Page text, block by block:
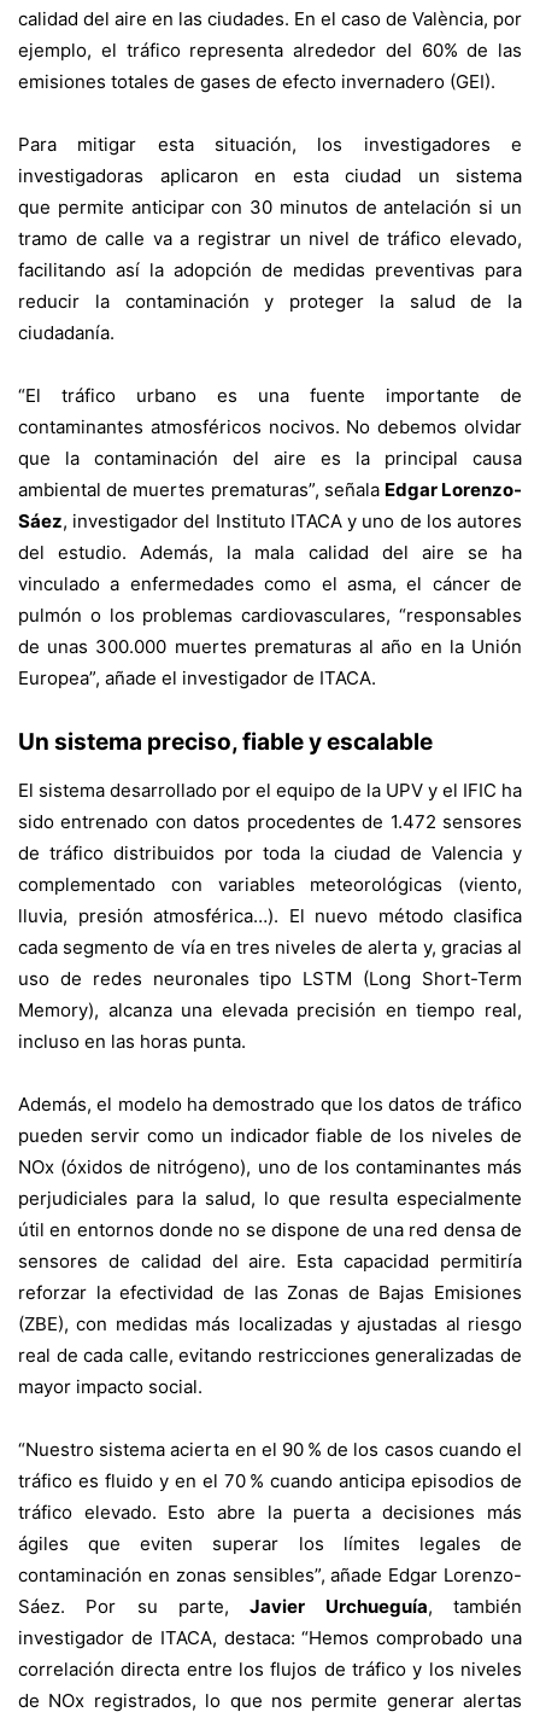
calidad del aire en las ciudades. En el caso de València, por
ejemplo, el tráfico representa alrededor del 60% de las
emisiones totales de gases de efecto invernadero (GEI).
Para mitigar esta situación, los investigadores e
investigadoras aplicaron en esta ciudad un sistema
que permite anticipar con 30 minutos de antelación si un
tramo de calle va a registrar un nivel de tráfico elevado,
facilitando así la adopción de medidas preventivas para
reducir la contaminación y proteger la salud de la
ciudadanía.
“El tráfico urbano es una fuente importante de
contaminantes atmosféricos nocivos. No debemos olvidar
que la contaminación del aire es la principal causa
ambiental de muertes prematuras”, señala Edgar Lorenzo-
Sáez, investigador del Instituto ITACA y uno de los autores
del estudio. Además, la mala calidad del aire se ha
vinculado a enfermedades como el asma, el cáncer de
pulmón o los problemas cardiovasculares, “responsables
de unas 300.000 muertes prematuras al año en la Unión
Europea”, añade el investigador de ITACA.
Un sistema preciso, fiable y escalable
El sistema desarrollado por el equipo de la UPV y el IFIC ha
sido entrenado con datos procedentes de 1.472 sensores
de tráfico distribuidos por toda la ciudad de Valencia y
complementado con variables meteorológicas (viento,
lluvia, presión atmosférica…). El nuevo método clasifica
cada segmento de vía en tres niveles de alerta y, gracias al
uso de redes neuronales tipo LSTM (Long Short-Term
Memory), alcanza una elevada precisión en tiempo real,
incluso en las horas punta.
Además, el modelo ha demostrado que los datos de tráfico
pueden servir como un indicador fiable de los niveles de
NOx (óxidos de nitrógeno), uno de los contaminantes más
perjudiciales para la salud, lo que resulta especialmente
útil en entornos donde no se dispone de una red densa de
sensores de calidad del aire. Esta capacidad permitiría
reforzar la efectividad de las Zonas de Bajas Emisiones
(ZBE), con medidas más localizadas y ajustadas al riesgo
real de cada calle, evitando restricciones generalizadas de
mayor impacto social.
“Nuestro sistema acierta en el 90 % de los casos cuando el
tráfico es fluido y en el 70 % cuando anticipa episodios de
tráfico elevado. Esto abre la puerta a decisiones más
ágiles que eviten superar los límites legales de
contaminación en zonas sensibles”, añade Edgar Lorenzo-
Sáez. Por su parte,Javier Urchueguía, también
investigador de ITACA, destaca: “Hemos comprobado una
correlación directa entre los flujos de tráfico y los niveles
de NOx registrados, lo que nos permite generar alertas